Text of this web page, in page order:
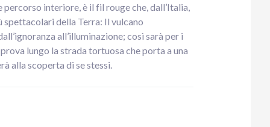
interiore, è il fil rouge che, dall’Italia,
della Terra: Il vulcano
all’illuminazione; così sarà per i
lungo la strada tortuosa che porta a una
alla scoperta di se stessi.